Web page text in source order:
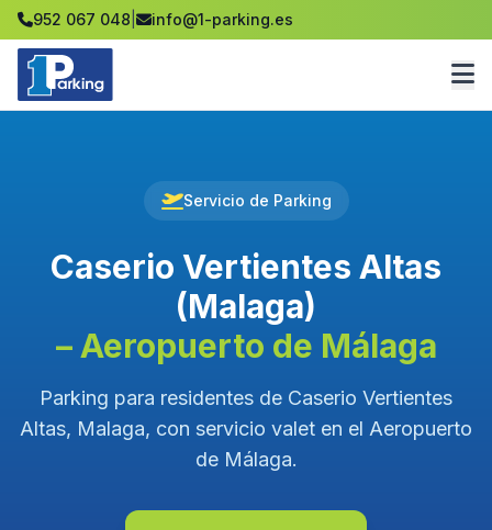
952 067 048 info@1-parking.es
Servicio de Parking
Caserio Vertientes Altas
(Malaga)
– Aeropuerto de Málaga
Parking para residentes de Caserio Vertientes
Altas, Malaga, con servicio valet en el Aeropuerto
de Málaga.